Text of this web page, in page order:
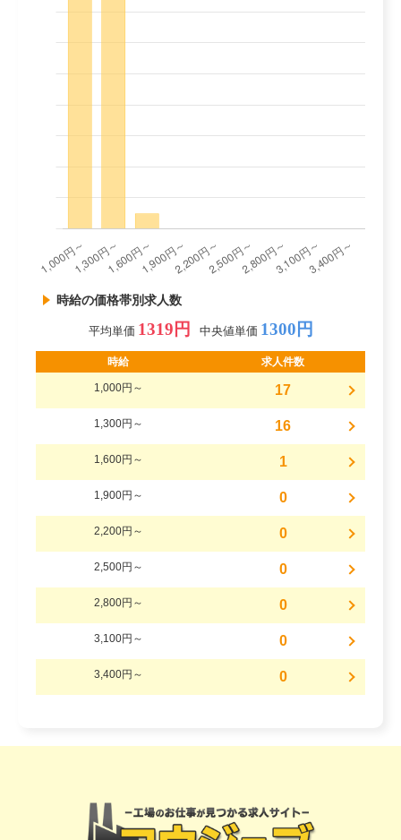
時給の価格帯別求人数
平均単価 1319円 中央値単価 1300円
時給 求人件数
1,000円～ 17
1,300円～ 16
1,600円～ 1
1,900円～ 0
2,200円～ 0
2,500円～ 0
2,800円～ 0
3,100円～ 0
3,400円～ 0